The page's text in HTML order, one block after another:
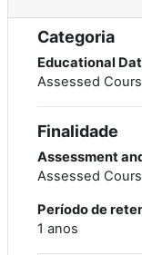
Categoria
Educational
Assessed
Finalidade
Assessment
Assessed
Período de
1 anos